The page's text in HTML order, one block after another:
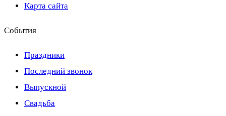
Карта сайта
События
Праздники
Последний звонок
Выпускной
Свадьба